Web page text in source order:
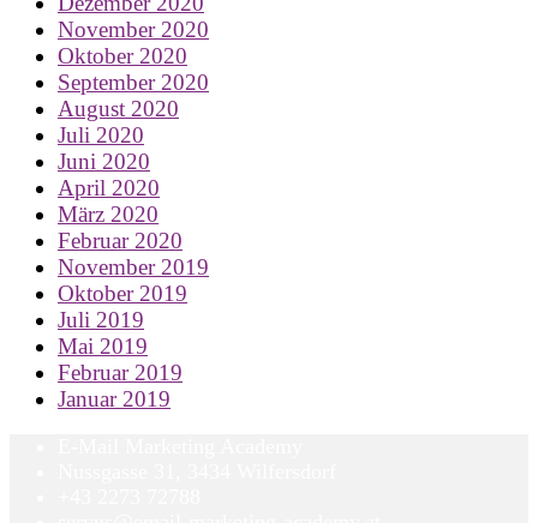
November 2020
Oktober 2020
September 2020
August 2020
Juli 2020
Juni 2020
April 2020
März 2020
Februar 2020
November 2019
Oktober 2019
Juli 2019
Mai 2019
Februar 2019
Januar 2019